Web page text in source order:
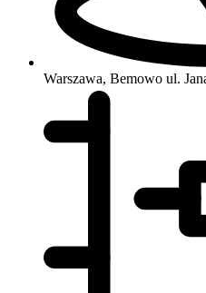
Warszawa, Bemowo ul.